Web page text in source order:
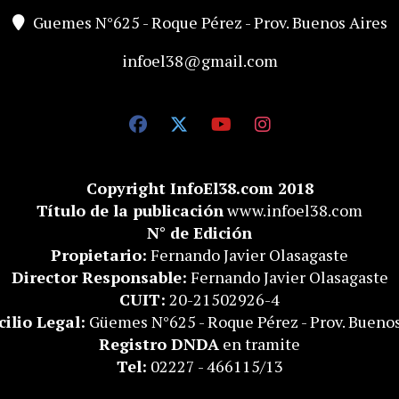
Copyright InfoEl38.com 2018
Título de la publicaciónwww.infoel38.com
N° de Edición
Propietario: Fernando Javier Olasagaste
Director Responsable: Fernando Javier Olasagaste
CUIT: 20-21502926-4
Legal: Güemes N°625 - Roque Pérez - Prov.
Registro DNDA en tramite
Tel: 02227 - 466115/13
Guemes N°625 - Roque Pérez - Prov. Buenos Aires
infoel38@gmail.com